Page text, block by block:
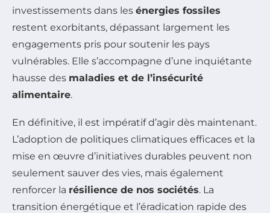
investissements dans les énergies fossiles
restent exorbitants, dépassant largement les
engagements pris pour soutenir les pays
vulnérables. Elle s’accompagne d’une inquiétante
hausse des maladies et de l’insécurité
alimentaire.
En définitive, il est impératif d’agir dès maintenant.
L’adoption de politiques climatiques efficaces et la
mise en œuvre d’initiatives durables peuvent non
seulement sauver des vies, mais également
renforcer la résilience de nos sociétés. La
transition énergétique et l’éradication rapide des